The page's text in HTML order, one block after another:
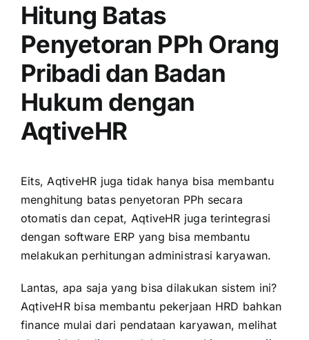
Hitung Batas
Penyetoran PPh Orang
Pribadi dan Badan
Hukum dengan
AqtiveHR
Eits, AqtiveHR juga tidak hanya bisa membantu
menghitung batas penyetoran PPh secara
otomatis dan cepat, AqtiveHR juga terintegrasi
dengan software ERP yang bisa membantu
melakukan perhitungan administrasi karyawan.
Lantas, apa saja yang bisa dilakukan sistem ini?
AqtiveHR bisa membantu pekerjaan HRD bahkan
finance mulai dari pendataan karyawan, melihat